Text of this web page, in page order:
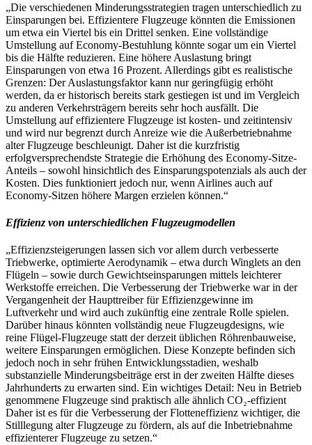
„Die verschiedenen Minderungsstrategien tragen unterschiedlich zu
Einsparungen bei. Effizientere Flugzeuge könnten die Emissionen
um etwa ein Viertel bis ein Drittel senken. Eine vollständige
Umstellung auf Economy-Bestuhlung könnte sogar um ein Viertel
bis die Hälfte reduzieren. Eine höhere Auslastung bringt
Einsparungen von etwa 16 Prozent. Allerdings gibt es realistische
Grenzen: Der Auslastungsfaktor kann nur geringfügig erhöht
werden, da er historisch bereits stark gestiegen ist und im Vergleich
zu anderen Verkehrsträgern bereits sehr hoch ausfällt. Die
Umstellung auf effizientere Flugzeuge ist kosten- und zeitintensiv
und wird nur begrenzt durch Anreize wie die Außerbetriebnahme
alter Flugzeuge beschleunigt. Daher ist die kurzfristig
erfolgversprechendste Strategie die Erhöhung des Economy-Sitze-
Anteils – sowohl hinsichtlich des Einsparungspotenzials als auch der
Kosten. Dies funktioniert jedoch nur, wenn Airlines auch auf
Economy-Sitzen höhere Margen erzielen können.“
Effizienz von unterschiedlichen Flugzeugmodellen
„Effizienzsteigerungen lassen sich vor allem durch verbesserte
Triebwerke, optimierte Aerodynamik – etwa durch Winglets an den
Flügeln – sowie durch Gewichtseinsparungen mittels leichterer
Werkstoffe erreichen. Die Verbesserung der Triebwerke war in der
Vergangenheit der Haupttreiber für Effizienzgewinne im
Luftverkehr und wird auch zukünftig eine zentrale Rolle spielen.
Darüber hinaus könnten vollständig neue Flugzeugdesigns, wie
reine Flügel-Flugzeuge statt der derzeit üblichen Röhrenbauweise,
weitere Einsparungen ermöglichen. Diese Konzepte befinden sich
jedoch noch in sehr frühen Entwicklungsstadien, weshalb
substanzielle Minderungsbeiträge erst in der zweiten Hälfte dieses
Jahrhunderts zu erwarten sind. Ein wichtiges Detail: Neu in Betrieb
genommene Flugzeuge sind praktisch alle ähnlich CO₂-effizient
Daher ist es für die Verbesserung der Flotteneffizienz wichtiger, die
Stilllegung alter Flugzeuge zu fördern, als auf die Inbetriebnahme
effizienterer Flugzeuge zu setzen.“